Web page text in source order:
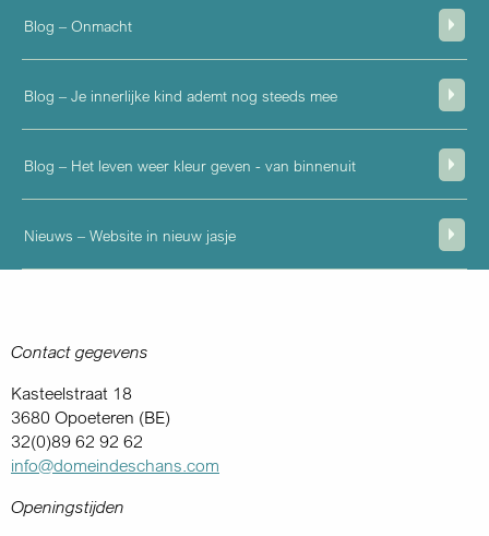
Blog – Onmacht
Blog – Je innerlijke kind ademt nog steeds mee
Blog – Het leven weer kleur geven - van binnenuit
Nieuws – Website in nieuw jasje
Contact gegevens
Kasteelstraat 18
3680 Opoeteren (BE)
32(0)89 62 92 62
info@domeindeschans.com
Openingstijden